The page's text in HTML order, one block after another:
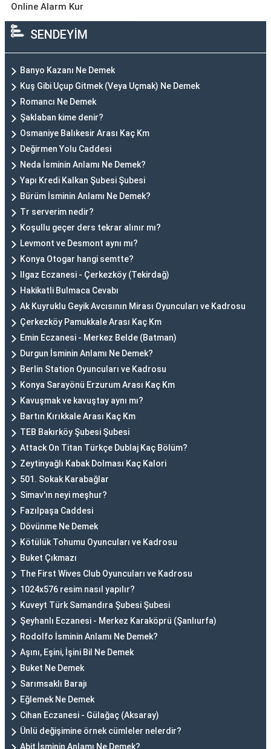
Online Alarm Kur
SENDEYİM
Banyo Kazanı Ne Demek
Kuş Gibi Uçup Gitmek (Veya Uçmak) Ne Demek
Romancı Ne Demek
Şaklaban kime denir?
Osmaniye Balıkesir Arası Kaç Km
Değirmen Yolu Caddesi
Neda İsminin Anlamı Ne Demek?
Yapı Kredi Kalkan Şubesi Şubesi
Bürüm İsminin Anlamı Ne Demek?
Tr serverim nedir?
Koşullu geçer ders tekrar alınır mı?
Levmont ve Desmont aynı mı?
Konya Otogar hangi semtte?
Ilgaz Eczanesi - Çerkezköy (Tekirdağ)
Hakikatli Bulmaca Cevabı
Ak Kuyruklu Geyik Avcısının Mirası Oyuncuları ve Kadrosu
Çerkezköy Pamukkale Arası Kaç Km
Emin Eczanesi - Merkez Belde (Batman)
Durgun İsminin Anlamı Ne Demek?
Berlin Station Oyuncuları ve Kadrosu
Konya Sarayönü Erzurum Arası Kaç Km
Kavuşmak ve kavuştay aynı mı?
Bartın Kırıkkale Arası Kaç Km
TEB Bakırköy Şubesi Şubesi
Attack On Titan Türkçe Dublaj Kaç Bölüm?
Zeytinyağlı Kabak Dolması Kaç Kalori
501. Sokak Karabağlar
Simav'ın neyi meşhur?
Fazılpaşa Caddesi
Dövünme Ne Demek
Kötülük Tohumu Oyuncuları ve Kadrosu
Buket Çıkmazı
The First Wives Club Oyuncuları ve Kadrosu
1024x576 resim nasıl yapılır?
Kuveyt Türk Samandıra Şubesi Şubesi
Şeyhanlı Eczanesi - Merkez Karaköprü (Şanlıurfa)
Rodolfo İsminin Anlamı Ne Demek?
Aşını, Eşini, İşini Bil Ne Demek
Buket Ne Demek
Sarımsaklı Barajı
Eğlemek Ne Demek
Cihan Eczanesi - Gülağaç (Aksaray)
Ünlü değişimine örnek cümleler nelerdir?
Abit İsminin Anlamı Ne Demek?